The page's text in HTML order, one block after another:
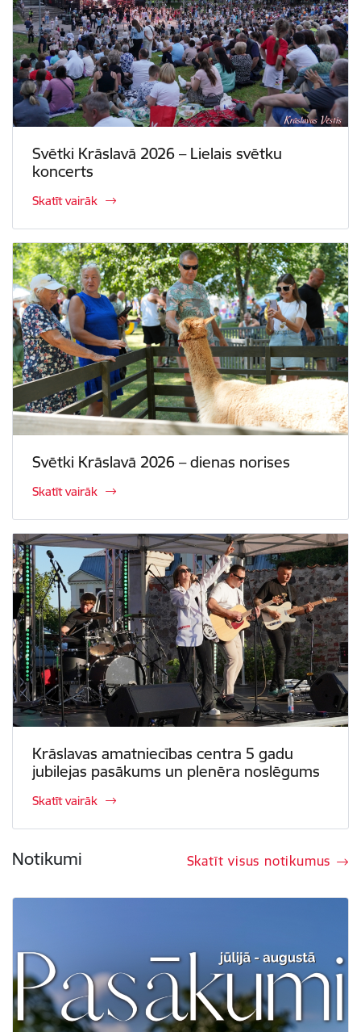
Svētki Krāslavā 2026 – Lielais svētku
koncerts
Skatīt vairāk
Svētki Krāslavā 2026 – dienas norises
Skatīt vairāk
Krāslavas amatniecības centra 5 gadu
jubilejas pasākums un plenēra noslēgums
Skatīt vairāk
Notikumi Skatīt visus notikumus